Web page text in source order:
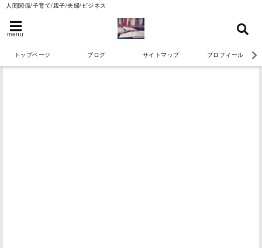
人間関係/子育て/親子/夫婦/ビジネス
menu
トップページ ブログ サイトマップ プロフィール